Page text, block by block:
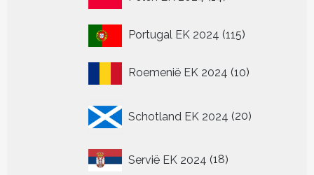
Portugal EK 2024 115115
Roemenië EK 2024 1010
Schotland EK 2024 20
producten
Servië EK 2024 1818